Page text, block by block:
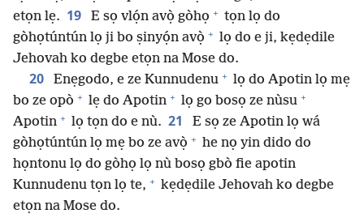
etọn lẹ. 19 E sọ vlọ́n avọ̀ gòhọ + tọn lọ do
gòhọtúntún lọ ji bo ṣinyọ́n avọ̀ + lọ do e ji, kẹdẹdile
Jehovah ko degbe etọn na Mose do.
20 Enẹgodo, e ze Kunnudenu + lọ do Apotin lọ mẹ
bo ze opò + lẹ do Apotin + lọ go bosọ ze nùsu +
Apotin + lọ tọn do e nù. 21
E sọ ze Apotin lọ wá
gòhọtúntún lọ mẹ bo ze avọ̀ + he nọ yin dido do
họntonu lọ do gòhọ lọ nù bosọ gbò fie apotin
Kunnudenu tọn lọ te, + kẹdẹdile Jehovah ko degbe
etọn na Mose do.